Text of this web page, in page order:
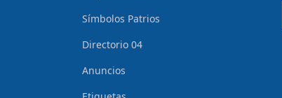
Símbolos Patrios
Directorio 04
Anuncios